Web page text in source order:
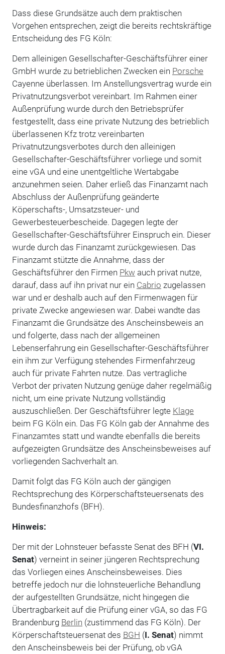
Dass diese Grundsätze auch dem praktischen
Vorgehen entsprechen, zeigt die bereits rechtskräftige
Entscheidung des FG Köln:
Dem alleinigen Gesellschafter-Geschäftsführer einer
GmbH wurde zu betrieblichen Zwecken ein Porsche
Cayenne überlassen. Im Anstellungsvertrag wurde ein
Privatnutzungsverbot vereinbart. Im Rahmen einer
Außenprüfung wurde durch den Betriebsprüfer
festgestellt, dass eine private Nutzung des betrieblich
überlassenen Kfz trotz vereinbarten
Privatnutzungsverbotes durch den alleinigen
Gesellschafter-Geschäftsführer vorliege und somit
eine vGA und eine unentgeltliche Wertabgabe
anzunehmen seien. Daher erließ das Finanzamt nach
Abschluss der Außenprüfung geänderte
Köperschafts-, Umsatzsteuer- und
Gewerbesteuerbescheide. Dagegen legte der
Gesellschafter-Geschäftsführer Einspruch ein. Dieser
wurde durch das Finanzamt zurückgewiesen. Das
Finanzamt stützte die Annahme, dass der
Geschäftsführer den Firmen Pkw auch privat nutze,
darauf, dass auf ihn privat nur ein Cabrio zugelassen
war und er deshalb auch auf den Firmenwagen für
private Zwecke angewiesen war. Dabei wandte das
Finanzamt die Grundsätze des Anscheinsbeweis an
und folgerte, dass nach der allgemeinen
Lebenserfahrung ein Gesellschafter-Geschäftsführer
ein ihm zur Verfügung stehendes Firmenfahrzeug
auch für private Fahrten nutze. Das vertragliche
Verbot der privaten Nutzung genüge daher regelmäßig
nicht, um eine private Nutzung vollständig
auszuschließen. Der Geschäftsführer legte Klage
beim FG Köln ein. Das FG Köln gab der Annahme des
Finanzamtes statt und wandte ebenfalls die bereits
aufgezeigten Grundsätze des Anscheinsbeweises auf
vorliegenden Sachverhalt an.
Damit folgt das FG Köln auch der gängigen
Rechtsprechung des Körperschaftsteuersenats des
Bundesfinanzhofs (BFH).
Hinweis:
Der mit der Lohnsteuer befasste Senat des BFH (VI.
Senat) verneint in seiner jüngeren Rechtsprechung
das Vorliegen eines Anscheinsbeweises. Dies
betreffe jedoch nur die lohnsteuerliche Behandlung
der aufgestellten Grundsätze, nicht hingegen die
Übertragbarkeit auf die Prüfung einer vGA, so das FG
Brandenburg Berlin (zustimmend das FG Köln). Der
Körperschaftsteuersenat des BGH (I. Senat) nimmt
den Anscheinsbeweis bei der Prüfung, ob vGA